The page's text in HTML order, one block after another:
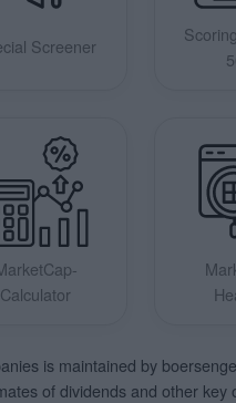
Screener
Calculator
is maintained by
of dividends and other